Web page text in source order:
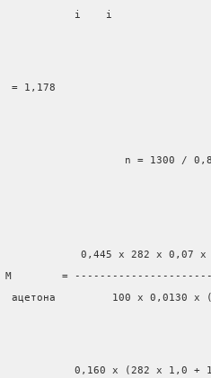
           i    i
= 1,178
n = 1300 /
0,445 x 282 x 0,07 x
М        =
ацетона         100 x 0,0130 x
0,160 x (282 x 1,0 +